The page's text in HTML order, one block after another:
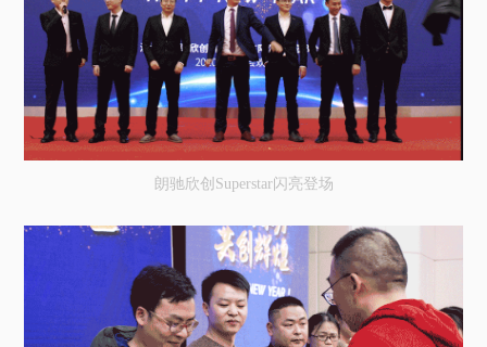
朗驰欣创Superstar闪亮登场